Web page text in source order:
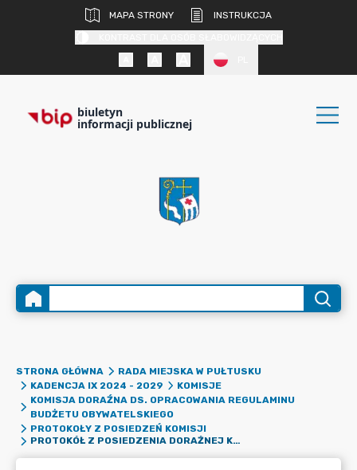
MAPA STRONY
INSTRUKCJA
biuletyn
informacji publicznej
STRONA GŁÓWNA
RADA MIEJSKA W PUŁTUSKU
KADENCJA IX 2024 - 2029
KOMISJE
KOMISJA DORAŹNA DS. OPRACOWANIA REGULAMINU
BUDŻETU OBYWATELSKIEGO
PROTOKOŁY Z POSIEDZEŃ KOMISJI
PROTOKÓŁ Z POSIEDZENIA DORAŹNEJ KOMISJI DS. OPRACOWANIA REGULAMINU BUDŻETU OBYWATELSKIEGO W DN. 22 STYCZNIA 2025 R.